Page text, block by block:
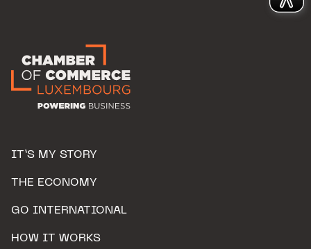
IT’S MY STORY
THE ECONOMY
GO INTERNATIONAL
HOW IT WORKS